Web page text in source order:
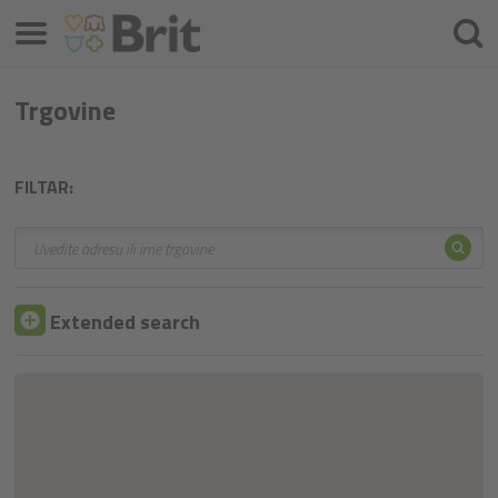
Trgovine
FILTAR:
Traži
Extended search
Traži
Izbornik